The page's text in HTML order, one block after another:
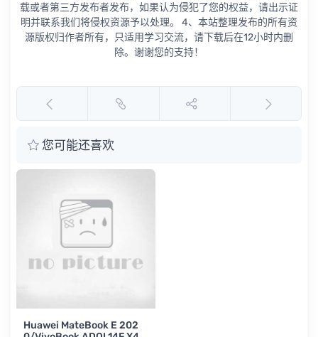
载或者第三方发布者发布，如果认为侵犯了您的权益，请出示证
明并联系我们将侵权资源予以处理。 4、本站整理发布的所有资
源版权归作者所有，只适用学习交流，请下载后在12小时内删
除。谢谢您的支持！
您可能还喜欢
Huawei MateBook E 202